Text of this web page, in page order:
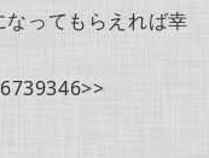
ってもらえれば幸